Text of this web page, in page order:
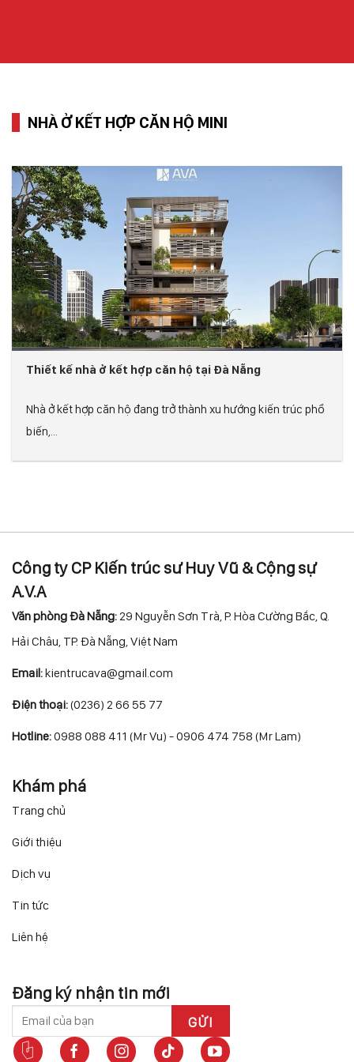
NHÀ Ở KẾT HỢP CĂN HỘ MINI
Thiết kế nhà ở kết hợp căn hộ tại Đà Nẵng
Nhà ở kết hợp căn hộ đang trở thành xu hướng kiến trúc phổ
biến,...
Công ty CP Kiến trúc sư Huy Vũ & Cộng sự
A.V.A
Văn phòng Đà Nẵng: 29 Nguyễn Sơn Trà, P. Hòa Cường Bắc, Q.
Hải Châu, TP. Đà Nẵng, Việt Nam
Email:kientrucava@gmail.com
Điện thoại:(0236) 2 66 55 77
Hotline:0988 088 411 (Mr Vu) - 0906 474 758 (Mr Lam)
Khám phá
Trang chủ
Giới thiệu
Dịch vụ
Tin tức
Liên hệ
Đăng ký nhận tin mới